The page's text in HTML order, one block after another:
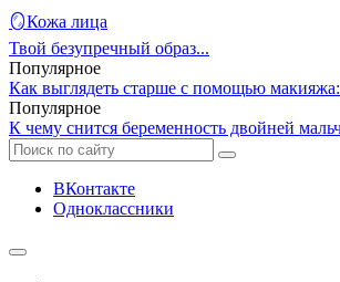
🪞Кожа лица
Твой безупречный образ...
Популярное
Как выглядеть старше с помощью
Популярное
К чему снится беременность двойней
ВКонтакте
Одноклассники